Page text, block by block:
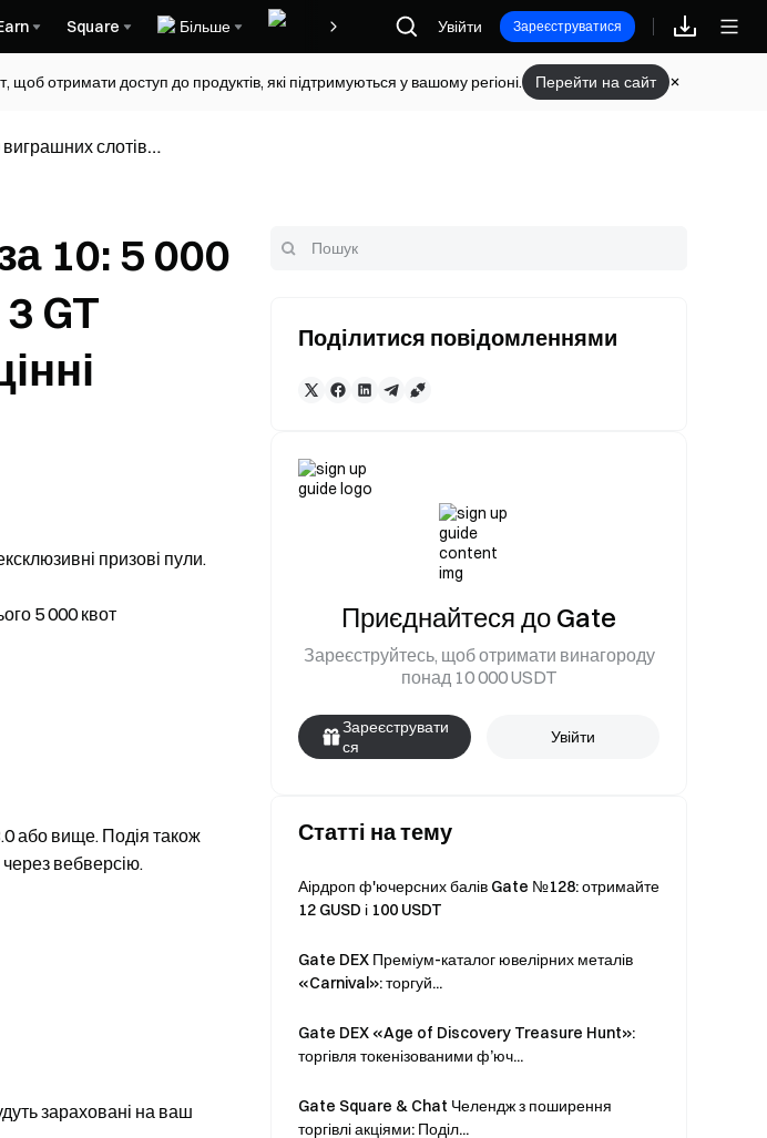
Square Більше Винагороди
Увійти Зареєструватися
отримати доступ до продуктів, які підтримуються у вашому регіоні. Перейти на сайт
слотів
10: 5 000
GT
призові пули.
5 000 квот
або вище. Подія також
вебверсію.
зараховані на ваш
Поділитися повідомленнями
Приєднайтеся до Gate
Зареєструйтесь, щоб отримати винагороду
понад 10 000 USDT
Зареєструвати
ся
Увійти
Статті на тему
Аірдроп ф'ючерсних балів Gate №128: отримайте
12 GUSD і 100 USDT
Gate DEX Преміум-каталог ювелірних металів
«Carnival»: торгуй...
Gate DEX «Age of Discovery Treasure Hunt»:
торгівля токенізованими ф’юч...
Gate Square & Chat Челендж з поширення
торгівлі акціями: Поділ...